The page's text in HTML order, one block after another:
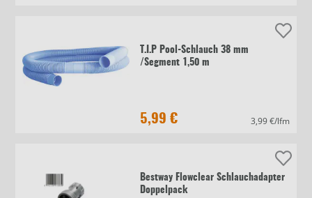
T.I.P Pool-Schlauch 38 mm
/Segment 1,50 m
5,99 € 3,99 €/lfm
Bestway Flowclear Schlauchadapter
Doppelpack